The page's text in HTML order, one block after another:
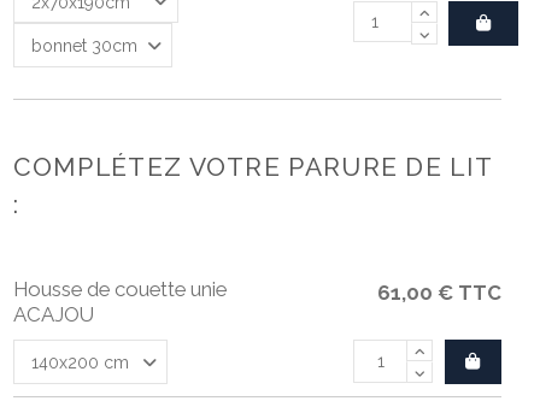
COMPLÉTEZ VOTRE PARURE DE LIT
:
Housse de couette unie
ACAJOU
61,00 € TTC